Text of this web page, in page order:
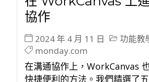
協作
2024 年 4 月 11 日
功能教
monday.com
在溝通協作上，WorkCanvas
快捷便利的方法。我們精選了